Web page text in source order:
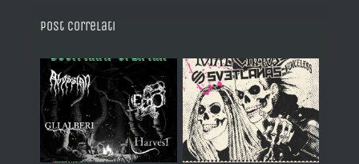
Post correlati